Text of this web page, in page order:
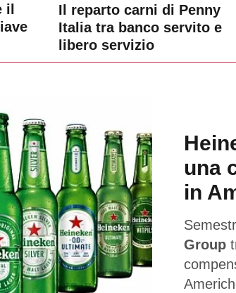
il
Il reparto carni di Penny
Italia tra banco servito e
libero servizio
una
in
Group